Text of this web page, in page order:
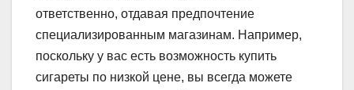
ответственно, отдавая предпочтение
специализированным магазинам. Например,
поскольку у вас есть возможность купить
сигареты по низкой цене, вы всегда можете